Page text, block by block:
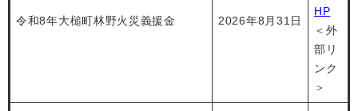
令和8年大槌町林野火災義援金 2026年8月31日
HP
＜外
部リ
ンク
＞